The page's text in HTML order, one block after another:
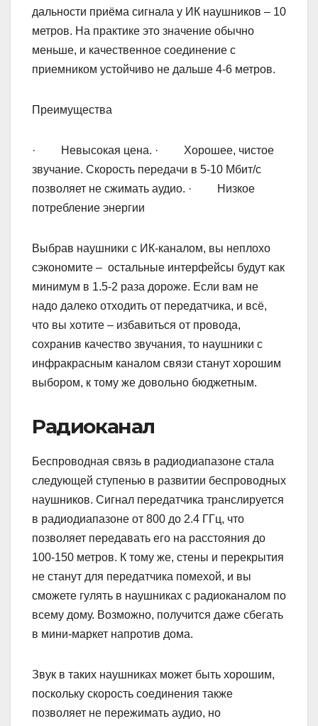
дальности приёма сигнала у ИК наушников – 10
метров. На практике это значение обычно
меньше, и качественное соединение с
приемником устойчиво не дальше 4-6 метров.
Преимущества
· Невысокая цена. · Хорошее, чистое
звучание. Скорость передачи в 5-10 Мбит/с
позволяет не сжимать аудио. · Низкое
потребление энергии
Выбрав наушники с ИК-каналом, вы неплохо
сэкономите – остальные интерфейсы будут как
минимум в 1.5-2 раза дороже. Если вам не
надо далеко отходить от передатчика, и всё,
что вы хотите – избавиться от провода,
сохранив качество звучания, то наушники с
инфракрасным каналом связи станут хорошим
выбором, к тому же довольно бюджетным.
Радиоканал
Беспроводная связь в радиодиапазоне стала
следующей ступенью в развитии беспроводных
наушников. Сигнал передатчика транслируется
в радиодиапазоне от 800 до 2.4 ГГц, что
позволяет передавать его на расстояния до
100-150 метров. К тому же, стены и перекрытия
не станут для передатчика помехой, и вы
сможете гулять в наушниках с радиоканалом по
всему дому. Возможно, получится даже сбегать
в мини-маркет напротив дома.
Звук в таких наушниках может быть хорошим,
поскольку скорость соединения также
позволяет не пережимать аудио, но